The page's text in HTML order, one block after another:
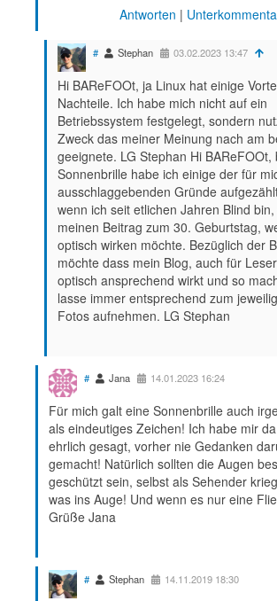
Antworten |
# Stephan 03.02.2023 13:47
Hi BAReFOOt, ja Linux hat einige
Nachteile. Ich habe mich nicht auf ein
Betriebssystem festgelegt, sondern
Zweck das meiner Meinung nach am
geeignete. LG Stephan Hi BAReFOOt,
Sonnenbrille habe ich einige der für
ausschlaggebenden Gründe
wenn ich seit etlichen Jahren Blind
meinen Beitrag zum 30. Geburtstag,
optisch wirken möchte. Bezüglich der
möchte dass mein Blog, auch für
optisch ansprechend wirkt und so
lasse immer entsprechend zum
Fotos aufnehmen. LG Stephan
# Jana 14.01.2023 16:24
Für mich galt eine Sonnenbrille auch
als eindeutiges Zeichen! Ich habe mir
ehrlich gesagt, vorher nie Gedanken
gemacht! Natürlich sollten die Augen
geschützt sein, selbst als Sehender
was ins Auge! Und wenn es nur eine
Grüße Jana
# Stephan 14.11.2019 18:30